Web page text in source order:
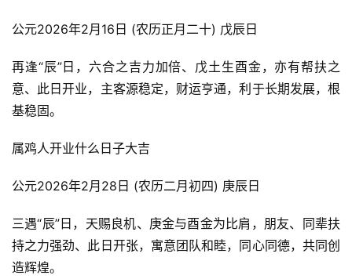
公元2026年2月16日 (农历正月二十) 戊辰日
再逢“辰”日，六合之吉力加倍、戊土生酉金，亦有帮扶之
意、此日开业，主客源稳定，财运亨通，利于长期发展，根
基稳固。
属鸡人开业什么日子大吉
公元2026年2月28日 (农历二月初四) 庚辰日
三遇“辰”日，天赐良机、庚金与酉金为比肩，朋友、同辈扶
持之力强劲、此日开张，寓意团队和睦，同心同德，共同创
造辉煌。